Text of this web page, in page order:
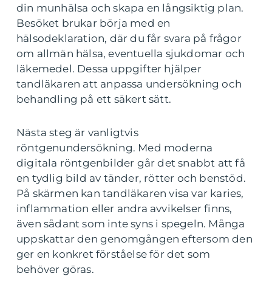
din munhälsa och skapa en långsiktig plan.
Besöket brukar börja med en
hälsodeklaration, där du får svara på frågor
om allmän hälsa, eventuella sjukdomar och
läkemedel. Dessa uppgifter hjälper
tandläkaren att anpassa undersökning och
behandling på ett säkert sätt.
Nästa steg är vanligtvis
röntgenundersökning. Med moderna
digitala röntgenbilder går det snabbt att få
en tydlig bild av tänder, rötter och benstöd.
På skärmen kan tandläkaren visa var karies,
inflammation eller andra avvikelser finns,
även sådant som inte syns i spegeln. Många
uppskattar den genomgången eftersom den
ger en konkret förståelse för det som
behöver göras.